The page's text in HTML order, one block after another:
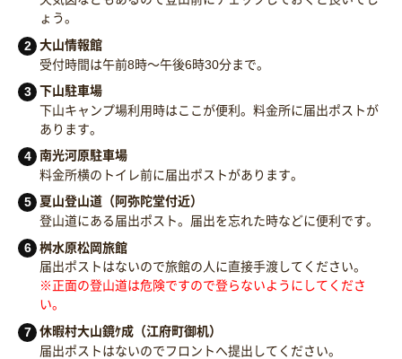
ょう。
大山情報館
受付時間は午前8時～午後6時30分まで。
下山駐車場
下山キャンプ場利用時はここが便利。料金所に届出ポストが
あります。
南光河原駐車場
料金所横のトイレ前に届出ポストがあります。
夏山登山道（阿弥陀堂付近）
登山道にある届出ポスト。届出を忘れた時などに便利です。
桝水原松岡旅館
届出ポストはないので旅館の人に直接手渡してください。
※正面の登山道は危険ですので登らないようにしてくださ
い。
休暇村大山鏡ｹ成（江府町御机）
届出ポストはないのでフロントへ提出してください。